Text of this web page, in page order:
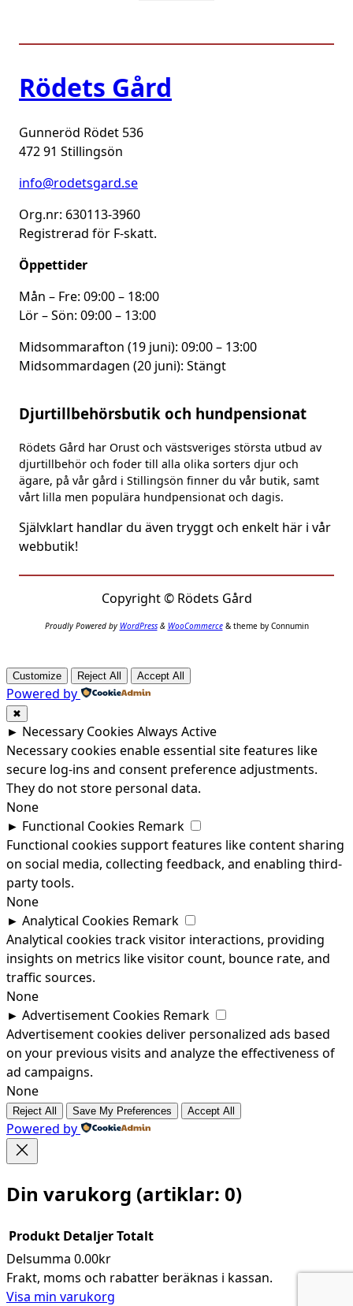
Rödets Gård
Gunneröd Rödet 536
472 91 Stillingsön
info@rodetsgard.se
Org.nr: 630113-3960
Registrerad för F-skatt.
Öppettider
Mån – Fre: 09:00 – 18:00
Lör – Sön: 09:00 – 13:00
Midsommarafton (19 juni): 09:00 – 13:00
Midsommardagen (20 juni): Stängt
Djurtillbehörsbutik och hundpensionat
Rödets Gård har Orust och västsveriges största utbud av
djurtillbehör och foder till alla olika sorters djur och
ägare, på vår gård i Stillingsön finner du vår butik, samt
vårt lilla men populära hundpensionat och dagis.
Självklart handlar du även tryggt och enkelt här i vår
webbutik!
Copyright © Rödets Gård
Proudly Powered by WordPress& WooCommerce& theme by Connumin
Customize Reject All Accept All
Powered by
✖
► Necessary Cookies Always Active
Necessary cookies enable essential site features like
secure log-ins and consent preference adjustments.
They do not store personal data.
None
► Functional Cookies Remark
Functional cookies support features like content sharing
on social media, collecting feedback, and enabling third-
party tools.
None
► Analytical Cookies Remark
Analytical cookies track visitor interactions, providing
insights on metrics like visitor count, bounce rate, and
traffic sources.
None
► Advertisement Cookies Remark
Advertisement cookies deliver personalized ads based
on your previous visits and analyze the effectiveness of
ad campaigns.
None
Reject All Save My Preferences Accept All
Powered by
Din varukorg (artiklar: 0)
Produkter
Produkt DetaljerTotalt
Delsumma 0.00kr
Frakt, moms och rabatter beräknas i kassan.
Visa min varukorg